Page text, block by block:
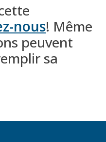
nous! Même
peuvent
sa